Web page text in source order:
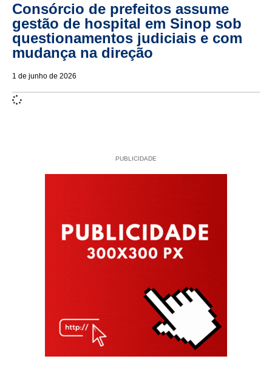
Consórcio de prefeitos assume
gestão de hospital em Sinop sob
questionamentos judiciais e com
mudança na direção
1 de junho de 2026
PUBLICIDADE